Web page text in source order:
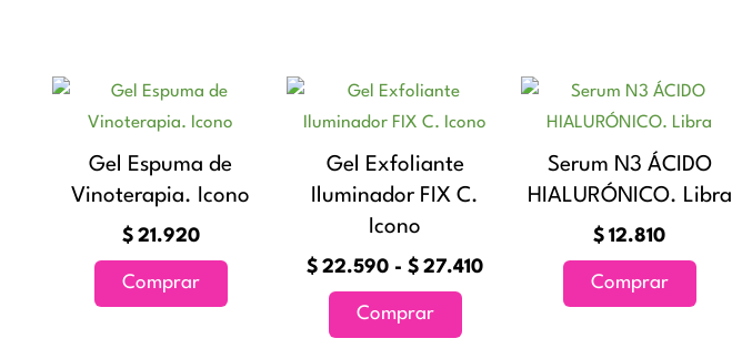
Gel Espuma de
Vinoterapia. Icono
$ 21.920
Comprar
Gel Exfoliante
Iluminador FIX C.
Icono
$ 22.590 - $ 27.410
Rango
$22.590
Comprar
producto
múltiples
opciones
pueden
Serum N3 ÁCIDO
HIALURÓNICO. Libra
$ 12.810
Comprar